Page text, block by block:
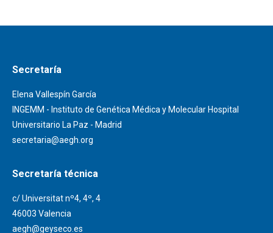
Secretaría
Elena Vallespín García
INGEMM - Instituto de Genética Médica y Molecular Hospital
Universitario La Paz - Madrid
secretaria@aegh.org
Secretaría técnica
c/ Universitat nº4, 4º, 4
46003 Valencia
aegh@geyseco.es